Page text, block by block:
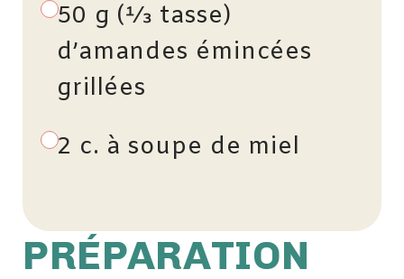
50 g (1⁄3 tasse)
d’amandes émincées
grillées
2 c. à soupe de miel
PRÉPARATION